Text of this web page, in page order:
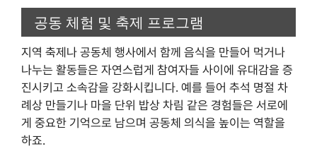
공동 체험 및 축제 프로그램
지역 축제나 공동체 행사에서 함께 음식을 만들어 먹거나
나누는 활동들은 자연스럽게 참여자들 사이에 유대감을 증
진시키고 소속감을 강화시킵니다. 예를 들어 추석 명절 차
례상 만들기나 마을 단위 밥상 차림 같은 경험들은 서로에
게 중요한 기억으로 남으며 공동체 의식을 높이는 역할을
하죠.